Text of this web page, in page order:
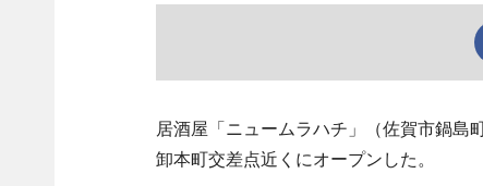
居酒屋「ニュームラハチ」（佐賀市鍋
卸本町交差点近くにオープンした。